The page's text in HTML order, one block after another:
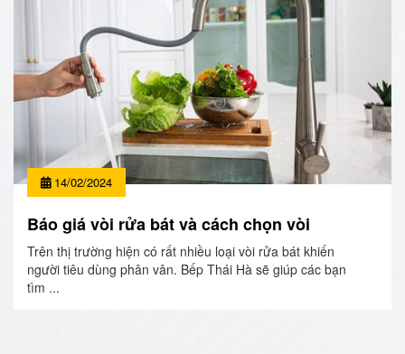
14/02/2024
Báo giá vòi rửa bát và cách chọn vòi
Trên thị trường hiện có rất nhiều loại vòi rửa bát khiến
người tiêu dùng phân vân. Bếp Thái Hà sẽ giúp các bạn
tìm ...